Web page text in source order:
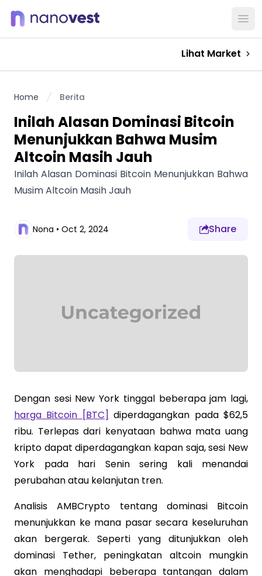
Lihat Market
Home Berita
Inilah Alasan Dominasi Bitcoin
Menunjukkan Bahwa Musim
Altcoin Masih Jauh
Inilah Alasan Dominasi Bitcoin Menunjukkan Bahwa
Musim Altcoin Masih Jauh
Nona • Oct 2, 2024 Share
Dengan sesi New York tinggal beberapa jam lagi,
harga Bitcoin [BTC] diperdagangkan pada $62,5
ribu. Terlepas dari kenyataan bahwa mata uang
kripto dapat diperdagangkan kapan saja, sesi New
York pada hari Senin sering kali menandai
perubahan atau kelanjutan tren.
Analisis AMBCrypto tentang dominasi Bitcoin
menunjukkan ke mana pasar secara keseluruhan
akan bergerak. Seperti yang ditunjukkan oleh
dominasi Tether, peningkatan altcoin mungkin
akan menghadapi beberapa tantangan dalam